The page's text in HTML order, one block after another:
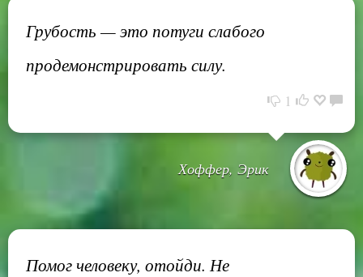
Грубость — это потуги слабого
продемонстрировать силу.
1
Хоффер, Эрик
Помог человеку, отойди. Не